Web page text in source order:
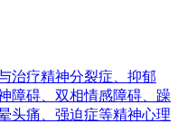
治疗精神分裂症、抑郁
障碍、双相情感障碍、躁
头痛、强迫症等精神心理